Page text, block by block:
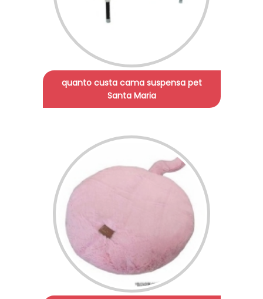
quanto custa cama suspensa pet
Santa Maria